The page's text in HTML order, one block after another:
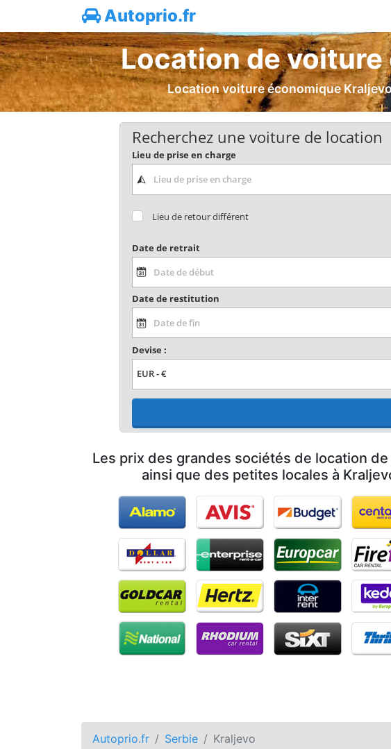
Autoprio.fr
Location de
Location voiture économique
Recherchez une voiture de location
Lieu de prise en charge
Lieu de retour différent
Date de retrait
Date de restitution
Devise :
Les prix des grandes sociétés de location
ainsi que des petites locales à
Autoprio.fr Serbie Kraljevo